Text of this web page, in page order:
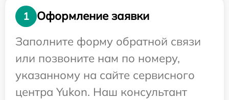
1
Оформление заявки
Заполните форму обратной связи
или позвоните нам по номеру,
указанному на сайте сервисного
центра Yukon. Наш консультант